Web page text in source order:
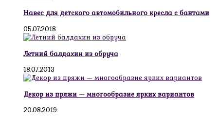
Навес для детского автомобильного кресла с бантами
05.07.2018
Летний балдахин из обруча
18.07.2013
Декор из пряжи — многообразие ярких вариантов
20.08.2019